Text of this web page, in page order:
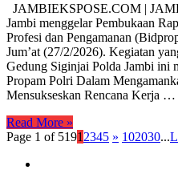
JAMBIEKSPOSE.COM |
Jambi menggelar Pembukaan
Profesi dan Pengamanan
Jum’at (27/2/2026). Kegiatan
Gedung Siginjai Polda Jambi ini
Propam Polri Dalam
Mensukseskan Rencana Kerja …
Read More »
Page 1 of 5191 2345 » 102030...